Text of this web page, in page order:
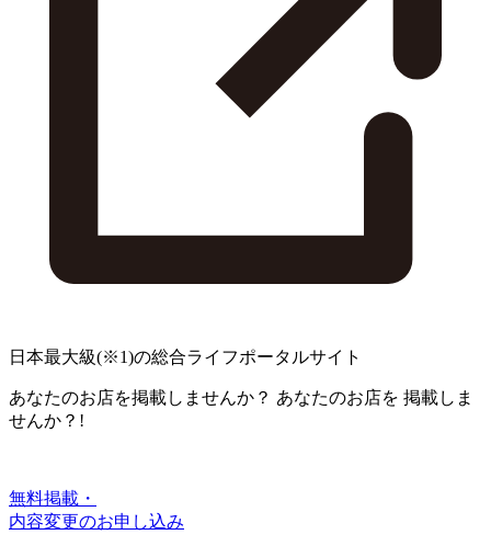
日本最大級(※1)の総合ライフポータルサイト
あなたのお店を掲載しませんか？ あなたのお店を 掲載しま
せんか？!
無料掲載・
内容変更のお申し込み